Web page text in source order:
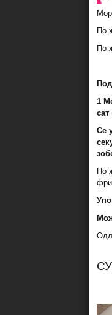
По
По
1
Се
По